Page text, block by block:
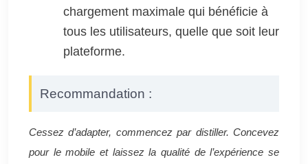
chargement maximale qui bénéficie à
tous les utilisateurs, quelle que soit leur
plateforme.
Recommandation :
Cessez d’adapter, commencez par distiller. Concevez
pour le mobile et laissez la qualité de l’expérience se